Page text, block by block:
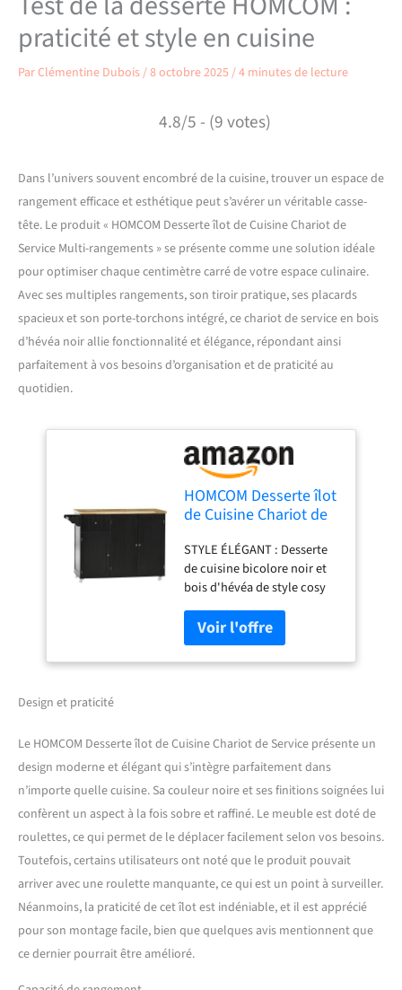
praticité et style en cuisine
ParClémentine Dubois/8 octobre 2025/4 minutes de lecture
4.8/5 - (9 votes)
Dans l’univers souvent encombré de la cuisine, trouver un espace de
rangement efficace et esthétique peut s’avérer un véritable casse-
tête. Le produit « HOMCOM Desserte îlot de Cuisine Chariot de
Service Multi-rangements » se présente comme une solution idéale
pour optimiser chaque centimètre carré de votre espace culinaire.
Avec ses multiples rangements, son tiroir pratique, ses placards
spacieux et son porte-torchons intégré, ce chariot de service en bois
d’hévéa noir allie fonctionnalité et élégance, répondant ainsi
parfaitement à vos besoins d’organisation et de praticité au
quotidien.
HOMCOM Desserte îlot
de Cuisine Chariot de
rangements 1 tiroir 2
placards 3 Portes avec
étagère Porte-
torchons Bois d'hévéa
Noir
STYLE ÉLÉGANT : Desserte
de cuisine bicolore noir et
bois d'hévéa de style cosy
chic très élégant pour
sublimer votre intérieur
MULTI-RANGEMENTS : 1
tiroir, 2 placards dont 1
: idéal pour s'adapter aux
différentes tailles des
ustensiles ou petits
électroménagers que vous
souhaitez y ranger
CONCEPTION, FABRICATION
DE QUALITÉ : MDF et
panneaux de particules
classe E1, plateau en bois
d'hévéa verni imperméable
facile à nettoyer et à
entretenir pour un usage
pérenne EXCELLENT NIVEAU
Design et praticité
Le HOMCOM Desserte îlot de Cuisine Chariot de Service présente un
design moderne et élégant qui s’intègre parfaitement dans
n’importe quelle cuisine. Sa couleur noire et ses finitions soignées lui
confèrent un aspect à la fois sobre et raffiné. Le meuble est doté de
roulettes, ce qui permet de le déplacer facilement selon vos besoins.
Toutefois, certains utilisateurs ont noté que le produit pouvait
arriver avec une roulette manquante, ce qui est un point à surveiller.
Néanmoins, la praticité de cet îlot est indéniable, et il est apprécié
pour son montage facile, bien que quelques avis mentionnent que
ce dernier pourrait être amélioré.